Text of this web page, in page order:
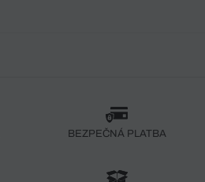
BEZPEČNÁ PLATBA